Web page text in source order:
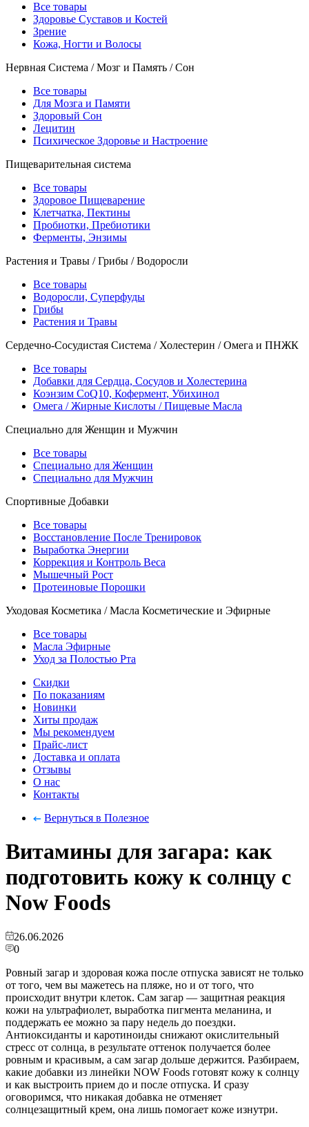
Все товары
Здоровье Суставов и Костей
Зрение
Кожа, Ногти и Волосы
Нервная Система / Мозг и Память / Сон
Все товары
Для Мозга и Памяти
Здоровый Сон
Лецитин
Психическое Здоровье и Настроение
Пищеварительная система
Все товары
Здоровое Пищеварение
Клетчатка, Пектины
Пробиотки, Пребиотики
Ферменты, Энзимы
Растения и Травы / Грибы / Водоросли
Все товары
Водоросли, Суперфуды
Грибы
Растения и Травы
Сердечно-Сосудистая Система / Холестерин / Омега и ПНЖК
Все товары
Добавки для Сердца, Сосудов и Холестерина
Коэнзим CoQ10, Кофермент, Убихинол
Омега / Жирные Кислоты / Пищевые Масла
Специально для Женщин и Мужчин
Все товары
Специально для Женщин
Специально для Мужчин
Спортивные Добавки
Все товары
Восстановление После Тренировок
Выработка Энергии
Коррекция и Контроль Веса
Мышечный Рост
Протеиновые Порошки
Уходовая Косметика / Масла Косметические и Эфирные
Все товары
Масла Эфирные
Уход за Полостью Рта
Скидки
По показаниям
Новинки
Хиты продаж
Мы рекомендуем
Прайс-лист
Доставка и оплата
Отзывы
О нас
Контакты
Вернуться в Полезное
Витамины для загара: как
подготовить кожу к солнцу с
Now Foods
26.06.2026
0
Ровный загар и здоровая кожа после отпуска зависят не только
от того, чем вы мажетесь на пляже, но и от того, что
происходит внутри клеток. Сам загар — защитная реакция
кожи на ультрафиолет, выработка пигмента меланина, и
поддержать ее можно за пару недель до поездки.
Антиоксиданты и каротиноиды снижают окислительный
стресс от солнца, в результате оттенок получается более
ровным и красивым, а сам загар дольше держится. Разбираем,
какие добавки из линейки NOW Foods готовят кожу к солнцу
и как выстроить прием до и после отпуска. И сразу
оговоримся, что никакая добавка не отменяет
солнцезащитный крем, она лишь помогает коже изнутри.